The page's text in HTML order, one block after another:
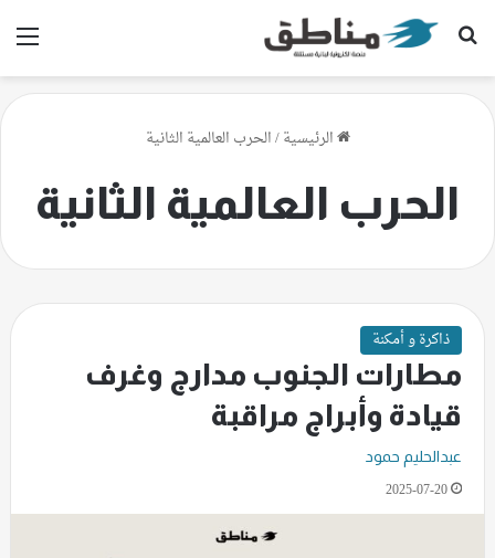
بحث عن
الرئيسية/الحرب العالمية الثانية
الحرب العالمية الثانية
ذاكرة و أمكنة
مطارات الجنوب مدارج وغرف
قيادة وأبراج مراقبة
عبدالحليم حمود
2025-07-20